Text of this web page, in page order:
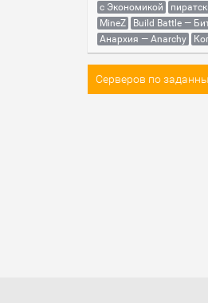
с Экономикой
MineZ
Build Battle —
Анархия — Anarchy
Серверов по